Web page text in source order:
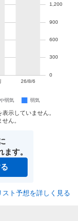
示していません。
ん。
す。
スト予想を詳しく見る